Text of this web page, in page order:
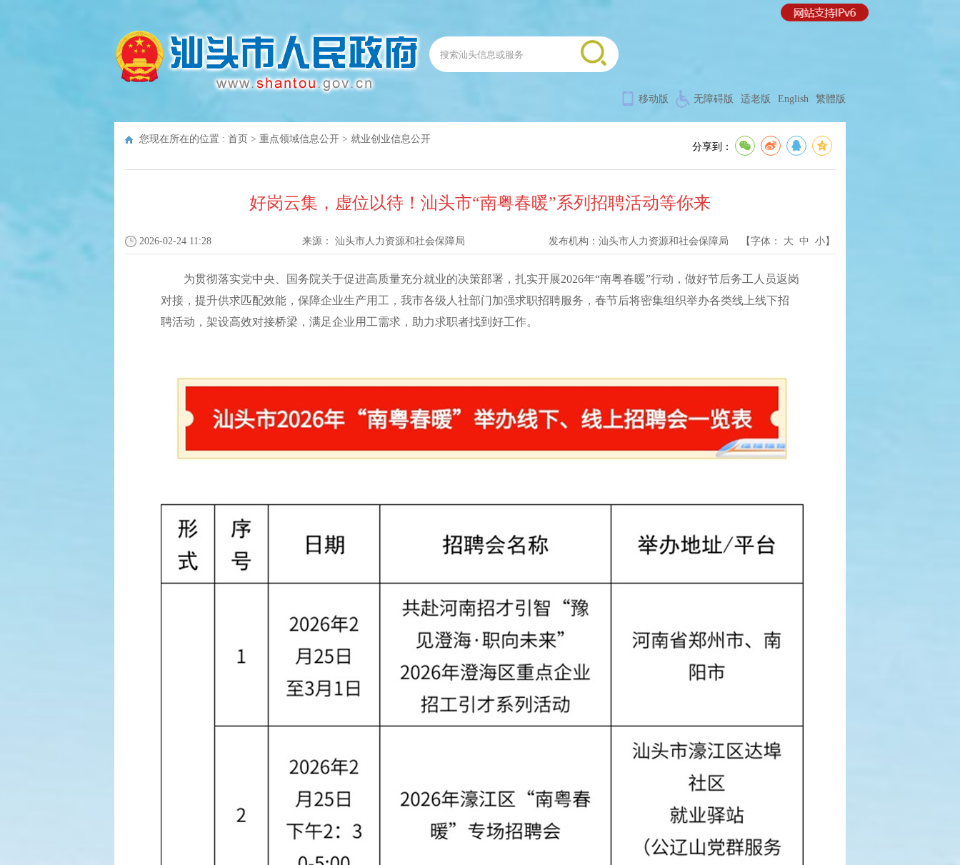
移动版 无障碍版 适老版 English 繁體版
您现在所在的位置 : 首页 > 重点领域信息公开 > 就业创业信息公开
分享到：
好岗云集，虚位以待！汕头市“南粤春暖”系列招聘活动等你来
2026-02-24 11:28 来源： 汕头市人力资源和社会保障局 发布机构： 汕头市人力资源和社会保障局 【字体： 大 中 小】
为贯彻落实党中央、国务院关于促进高质量充分就业的决策部署，扎实开展2026年“南粤春暖”行动，做好节后务工人员返岗
对接，提升供求匹配效能，保障企业生产用工，我市各级人社部门加强求职招聘服务，春节后将密集组织举办各类线上线下招
聘活动，架设高效对接桥梁，满足企业用工需求，助力求职者找到好工作。